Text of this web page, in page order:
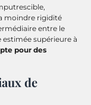
moindre rigidité
entre le
estimée supérieure à
pour des
de